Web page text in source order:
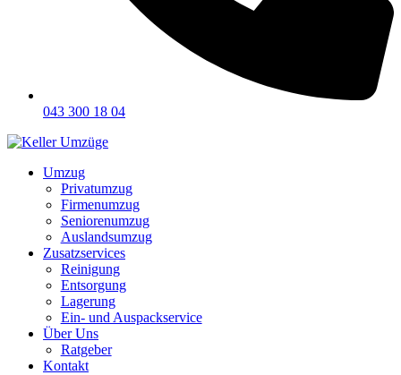
043 300 18 04
Umzug
Privatumzug
Firmenumzug
Seniorenumzug
Auslandsumzug
Zusatzservices
Reinigung
Entsorgung
Lagerung
Ein- und Auspackservice
Über Uns
Ratgeber
Kontakt